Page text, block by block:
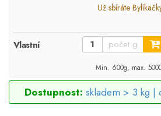
Už sbíráte
Vlastní
Min. 600g, max.
Dostupnost: skladem > 3 kg |